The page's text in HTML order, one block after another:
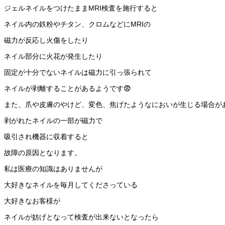
ジェルネイルをつけたままMRI検査を施行すると
ネイル内の鉄粉やチタン、クロムなどにMRIの
磁力が反応し火傷をしたり
ネイル部分に火花が発生したり
固定が十分でないネイルは磁力に引っ張られて
ネイルが剥離することがあるようです😨
また、爪や皮膚のやけど、変色、焦げたようなにおいが生じる場合が
剥がれたネイルの一部が磁力で
吸引され機器に収着すると
故障の原因となります。
私は医療の知識はありませんが
大好きなネイルを毎月してくださっている
大好きなお客様が
ネイルが妨げとなって検査が出来ないとなったら